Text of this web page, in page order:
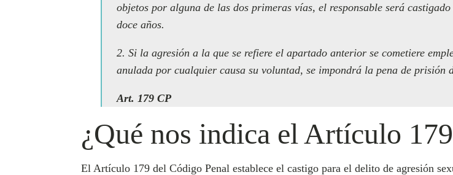
objetos por alguna de las dos primeras vías, el responsable será
doce años.
2. Si la agresión a la que se refiere el apartado anterior se cometiere
anulada por cualquier causa su voluntad, se impondrá la pena de prisión
Art. 179 CP
¿Qué nos indica el Artículo
El Artículo 179 del Código Penal establece el castigo para el delito de agresión